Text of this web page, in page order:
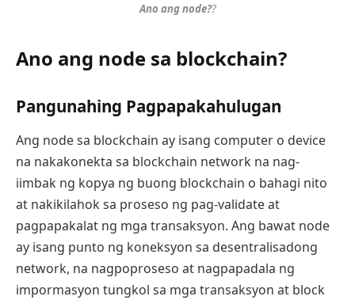
Ano ang node??
Ano ang node sa blockchain?
Pangunahing Pagpapakahulugan
Ang node sa blockchain ay isang computer o device
na nakakonekta sa blockchain network na nag-
iimbak ng kopya ng buong blockchain o bahagi nito
at nakikilahok sa proseso ng pag-validate at
pagpapakalat ng mga transaksyon. Ang bawat node
ay isang punto ng koneksyon sa desentralisadong
network, na nagpoproseso at nagpapadala ng
impormasyon tungkol sa mga transaksyon at block